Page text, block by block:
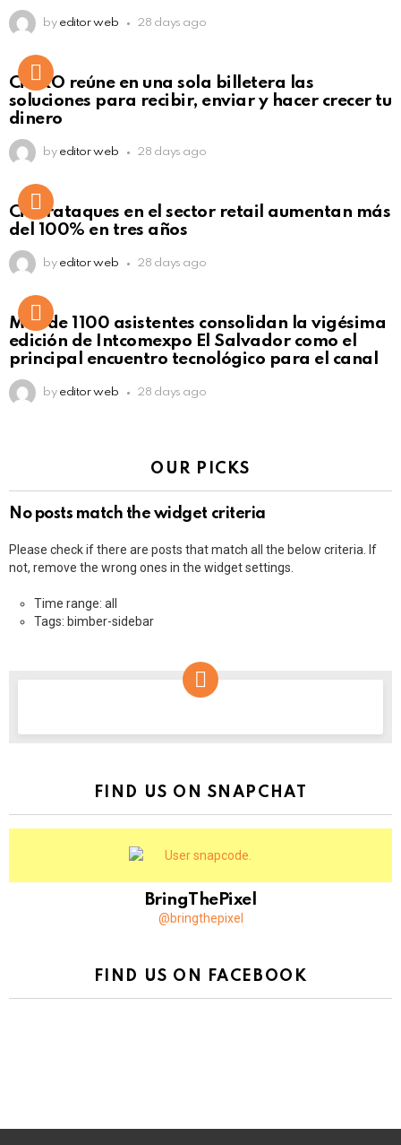
by editor web 28 days ago
Not Safe For Work
Click to view this post
CiNKO reúne en una sola billetera las
soluciones para recibir, enviar y hacer crecer tu
dinero
by editor web 28 days ago
Ciberataques en el sector retail aumentan más
del 100% en tres años
by editor web 28 days ago
Más de 1100 asistentes consolidan la vigésima
edición de Intcomexpo El Salvador como el
principal encuentro tecnológico para el canal
by editor web 28 days ago
OUR PICKS
No posts match the widget criteria
Please check if there are posts that match all the below criteria. If
not, remove the wrong ones in the widget settings.
Time range: all
Tags: bimber-sidebar
FIND US ON SNAPCHAT
BringThePixel
@bringthepixel
FIND US ON FACEBOOK